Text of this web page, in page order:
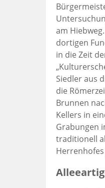
am
dortigen
in die Zeit
Siedler aus
die
Brunnen
Kellers in
Grabungen
traditionell